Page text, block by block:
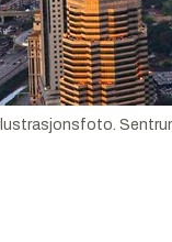
Illustrasjonsfoto.